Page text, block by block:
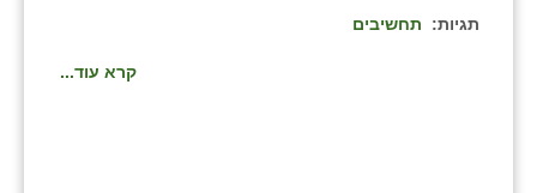
תגיות: תחשיבים
קרא עוד...